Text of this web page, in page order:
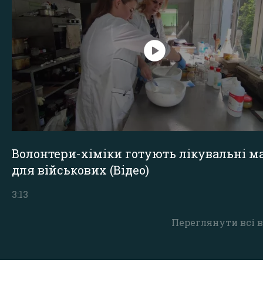
Переглянути всі
Волонтери-хіміки готують лікувальні
для військових (Відео)
3:13